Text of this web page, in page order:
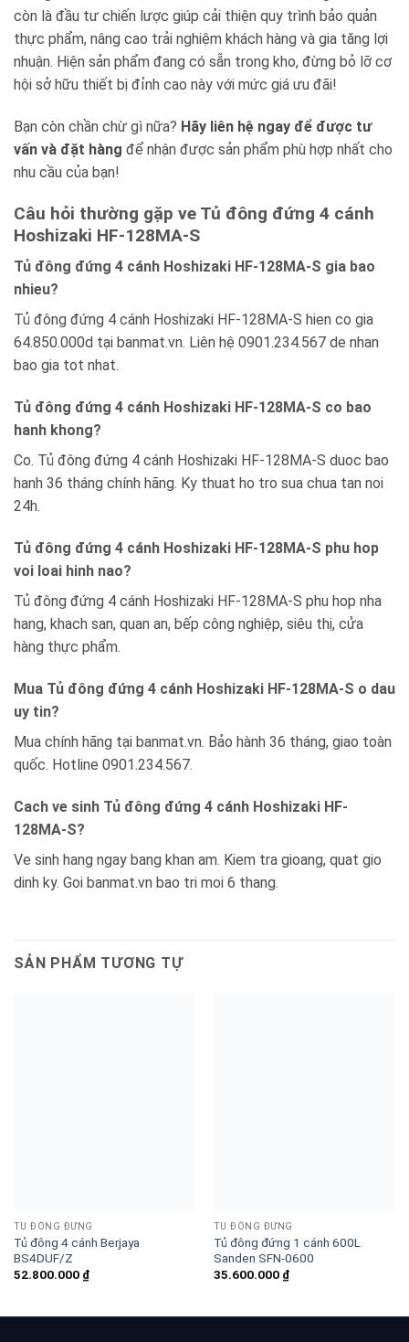
còn là đầu tư chiến lược giúp cải thiện quy trình bảo quản
thực phẩm, nâng cao trải nghiệm khách hàng và gia tăng lợi
nhuận. Hiện sản phẩm đang có sẵn trong kho, đừng bỏ lỡ cơ
hội sở hữu thiết bị đỉnh cao này với mức giá ưu đãi!
Bạn còn chần chừ gì nữa? Hãy liên hệ ngay để được tư
vấn và đặt hàng để nhận được sản phẩm phù hợp nhất cho
nhu cầu của bạn!
Câu hỏi thường gặp ve Tủ đông đứng 4 cánh
Hoshizaki HF-128MA-S
Tủ đông đứng 4 cánh Hoshizaki HF-128MA-S gia bao
nhieu?
Tủ đông đứng 4 cánh Hoshizaki HF-128MA-S hien co gia
64.850.000d tại banmat.vn. Liên hệ 0901.234.567 de nhan
bao gia tot nhat.
Tủ đông đứng 4 cánh Hoshizaki HF-128MA-S co bao
hanh khong?
Co. Tủ đông đứng 4 cánh Hoshizaki HF-128MA-S duoc bao
hanh 36 tháng chính hãng. Ky thuat ho tro sua chua tan noi
24h.
Tủ đông đứng 4 cánh Hoshizaki HF-128MA-S phu hop
voi loai hinh nao?
Tủ đông đứng 4 cánh Hoshizaki HF-128MA-S phu hop nha
hang, khach san, quan an, bếp công nghiệp, siêu thị, cửa
hàng thực phẩm.
Mua Tủ đông đứng 4 cánh Hoshizaki HF-128MA-S o dau
uy tin?
Mua chính hãng tại banmat.vn. Bảo hành 36 tháng, giao toàn
quốc. Hotline 0901.234.567.
Cach ve sinh Tủ đông đứng 4 cánh Hoshizaki HF-
128MA-S?
Ve sinh hang ngay bang khan am. Kiem tra gioang, quat gio
dinh ky. Goi banmat.vn bao tri moi 6 thang.
SẢN PHẨM TƯƠNG TỰ
TỦ ĐÔNG ĐỨNG
Tủ đông 4 cánh Berjaya
BS4DUF/Z
52.800.000 ₫
TỦ ĐÔNG ĐỨNG
Tủ đông đứng 1 cánh 600L
Sanden SFN-0600
35.600.000 ₫